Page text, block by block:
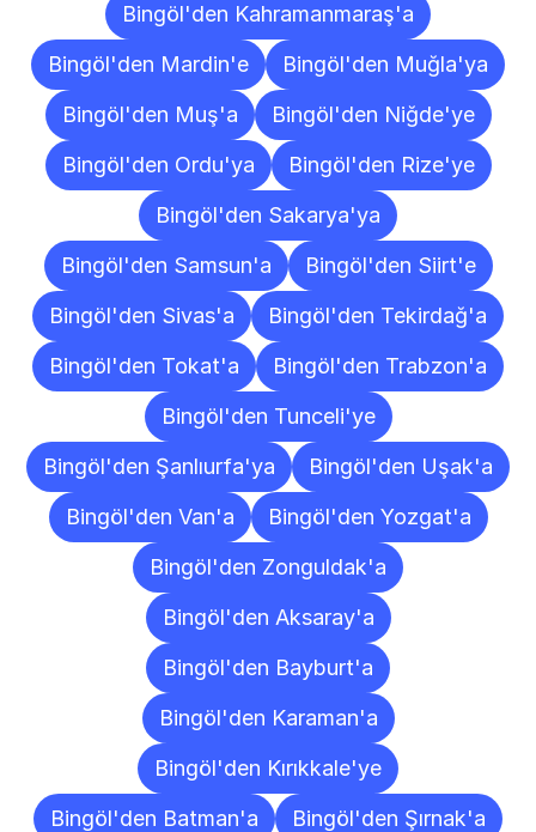
Bingöl'den Kahramanmaraş'a
Bingöl'den Mardin'e
Bingöl'den Muğla'ya
Bingöl'den Muş'a
Bingöl'den Niğde'ye
Bingöl'den Ordu'ya
Bingöl'den Rize'ye
Bingöl'den Sakarya'ya
Bingöl'den Samsun'a
Bingöl'den Siirt'e
Bingöl'den Sivas'a
Bingöl'den Tekirdağ'a
Bingöl'den Tokat'a
Bingöl'den Trabzon'a
Bingöl'den Tunceli'ye
Bingöl'den Şanlıurfa'ya
Bingöl'den Uşak'a
Bingöl'den Van'a
Bingöl'den Yozgat'a
Bingöl'den Zonguldak'a
Bingöl'den Aksaray'a
Bingöl'den Bayburt'a
Bingöl'den Karaman'a
Bingöl'den Kırıkkale'ye
Bingöl'den Batman'a
Bingöl'den Şırnak'a